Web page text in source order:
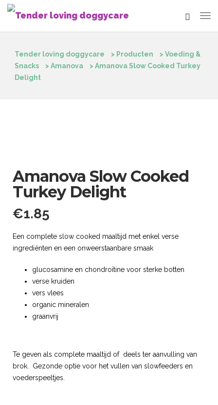
Tender loving doggycare > Producten > Voeding &
Snacks
> Amanova > Amanova Slow Cooked Turkey
Delight
Amanova Slow Cooked
Turkey Delight
€1.85
Een complete slow cooked maaltijd met enkel verse
ingrediënten en een onweerstaanbare smaak
glucosamine en chondroïtine voor sterke botten
verse kruiden
vers vlees
organic mineralen
graanvrij
Te geven als complete maaltijd of deels ter aanvulling van
brok. Gezonde optie voor het vullen van slowfeeders en
voederspeeltjes.